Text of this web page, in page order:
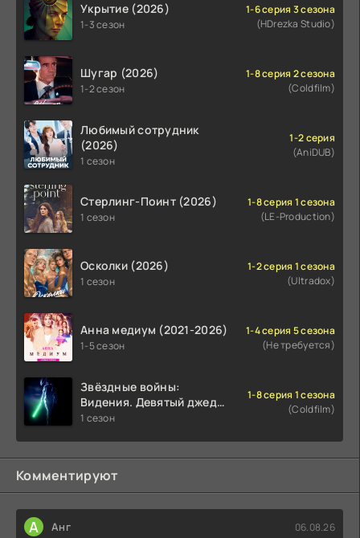
Укрытие (2026)
1-3 сезон
1-6 серия 3 сезона
(HDrezka Studio)
Шугар (2026)
1-2 сезон
1-8 серия 2 сезона
(Coldfilm)
Любимый сотрудник
(2026)
1 сезон
1-2 серия
(AniDUB)
Стерлинг-Поинт (2026)
1 сезон
1-8 серия 1 сезона
(LE-Production)
Осколки (2026)
1 сезон
1-2 серия 1 сезона
(Ultradox)
Анна медиум (2021-2026)
1-5 сезон
1-4 серия 5 сезона
(Не требуется)
Звёздные войны:
Видения. Девятый джедай
(2026)
1 сезон
1-8 серия 1 сезона
(Coldfilm)
Комментируют
А Анг 06.08.26